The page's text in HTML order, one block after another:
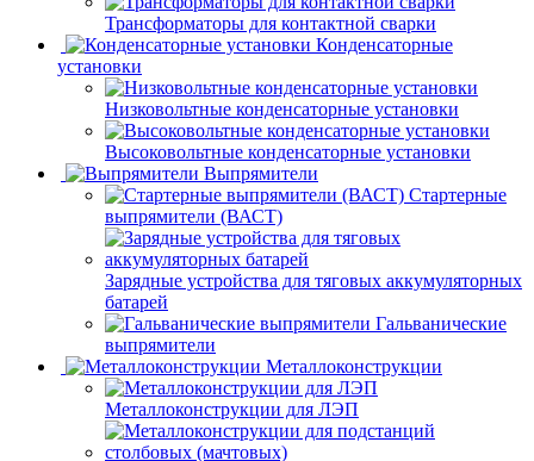
Трансформаторы для контактной сварки
Конденсаторные
установки
Низковольтные конденсаторные установки
Высоковольтные конденсаторные установки
Выпрямители
Стартерные
выпрямители (ВАСТ)
Зарядные устройства для тяговых аккумуляторных
батарей
Гальванические
выпрямители
Металлоконструкции
Металлоконструкции для ЛЭП